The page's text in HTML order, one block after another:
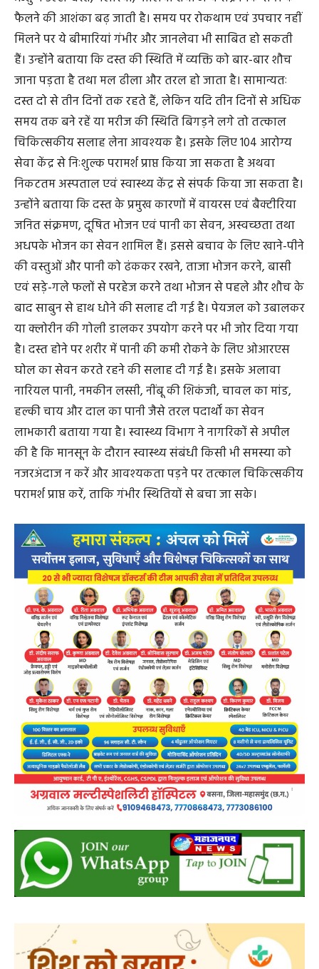
फैलने की आशंका बढ़ जाती है। समय पर रोकथाम एवं उपचार नहीं
मिलने पर ये बीमारियां गंभीर और जानलेवा भी साबित हो सकती
हैं। उन्होंनेे बताया कि दस्त की स्थिति में व्यक्ति को बार-बार शौच
जाना पड़ता है तथा मल ढीला और तरल हो जाता है। सामान्यतः
दस्त दो से तीन दिनों तक रहते हैं, लेकिन यदि तीन दिनों से अधिक
समय तक बने रहें या मरीज की स्थिति बिगड़ने लगे तो तत्काल
चिकित्सकीय सलाह लेना आवश्यक है। इसके लिए 104 आरोग्य
सेवा केंद्र से निःशुल्क परामर्श प्राप्त किया जा सकता है अथवा
निकटतम अस्पताल एवं स्वास्थ्य केंद्र से संपर्क किया जा सकता है।
उन्होंने बताया कि दस्त के प्रमुख कारणों में वायरस एवं बैक्टीरिया
जनित संक्रमण, दूषित भोजन एवं पानी का सेवन, अस्वच्छता तथा
अधपके भोजन का सेवन शामिल हैं। इससे बचाव के लिए खाने-पीने
की वस्तुओं और पानी को ढंककर रखने, ताजा भोजन करने, बासी
एवं सड़े-गले फलों से परहेज करने तथा भोजन से पहले और शौच के
बाद साबुन से हाथ धोने की सलाह दी गई है। पेयजल को उबालकर
या क्लोरीन की गोली डालकर उपयोग करने पर भी जोर दिया गया
है। दस्त होने पर शरीर में पानी की कमी रोकने के लिए ओआरएस
घोल का सेवन करते रहने की सलाह दी गई है। इसके अलावा
नारियल पानी, नमकीन लस्सी, नींबू की शिकंजी, चावल का मांड,
हल्की चाय और दाल का पानी जैसे तरल पदार्थों का सेवन
लाभकारी बताया गया है। स्वास्थ्य विभाग ने नागरिकों से अपील
की है कि मानसून के दौरान स्वास्थ्य संबंधी किसी भी समस्या को
नजरअंदाज न करें और आवश्यकता पड़ने पर तत्काल चिकित्सकीय
परामर्श प्राप्त करें, ताकि गंभीर स्थितियों से बचा जा सके।